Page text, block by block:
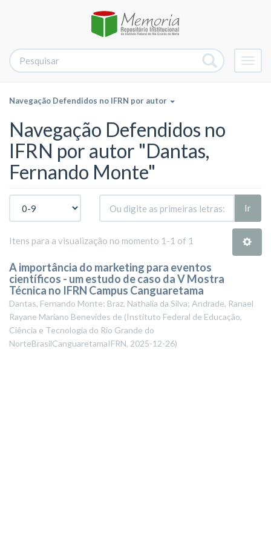
Navegação Defendidos no IFRN por autor
Navegação Defendidos no
IFRN por autor "Dantas,
Fernando Monte"
Ir
Itens para a visualização no momento 1-1 of 1
A importância do marketing para eventos
científicos - um estudo de caso da V Mostra
Técnica no IFRN Campus Canguaretama
Dantas, Fernando Monte; Braz, Nathalia da Silva; Andrade, Ranael
Rayane Mariano Benevides de (Instituto Federal de Educação,
Ciência e Tecnologia do Rio Grande do
NorteBrasilCanguaretamaIFRN, 2025-12-26)